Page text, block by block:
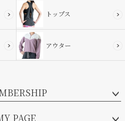
トップス
アウター
PAGE